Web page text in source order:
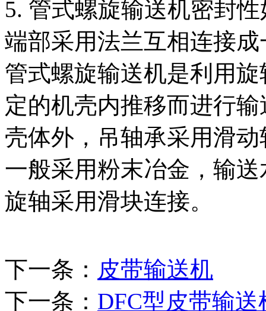
5. 管式螺旋输送机密封
端部采用法兰互相连接
管式螺旋输送机是利用
定的机壳内推移而进行
壳体外，吊轴承采用滑
一般采用粉末冶金，输
旋轴采用滑块连接。
下一条： 皮带输送机
下一条： DFC型皮带输送